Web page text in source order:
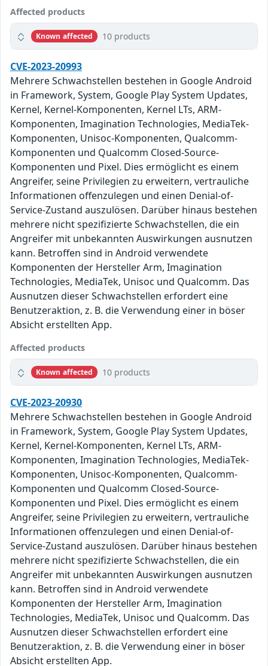
Affected products
Known affected 10 products
CVE-2023-20993
Mehrere Schwachstellen bestehen in Google Android
in Framework, System, Google Play System Updates,
Kernel, Kernel-Komponenten, Kernel LTs, ARM-
Komponenten, Imagination Technologies, MediaTek-
Komponenten, Unisoc-Komponenten, Qualcomm-
Komponenten und Qualcomm Closed-Source-
Komponenten und Pixel. Dies ermöglicht es einem
Angreifer, seine Privilegien zu erweitern, vertrauliche
Informationen offenzulegen und einen Denial-of-
Service-Zustand auszulösen. Darüber hinaus bestehen
mehrere nicht spezifizierte Schwachstellen, die ein
Angreifer mit unbekannten Auswirkungen ausnutzen
kann. Betroffen sind in Android verwendete
Komponenten der Hersteller Arm, Imagination
Technologies, MediaTek, Unisoc und Qualcomm. Das
Ausnutzen dieser Schwachstellen erfordert eine
Benutzeraktion, z. B. die Verwendung einer in böser
Absicht erstellten App.
Affected products
Known affected 10 products
CVE-2023-20930
Mehrere Schwachstellen bestehen in Google Android
in Framework, System, Google Play System Updates,
Kernel, Kernel-Komponenten, Kernel LTs, ARM-
Komponenten, Imagination Technologies, MediaTek-
Komponenten, Unisoc-Komponenten, Qualcomm-
Komponenten und Qualcomm Closed-Source-
Komponenten und Pixel. Dies ermöglicht es einem
Angreifer, seine Privilegien zu erweitern, vertrauliche
Informationen offenzulegen und einen Denial-of-
Service-Zustand auszulösen. Darüber hinaus bestehen
mehrere nicht spezifizierte Schwachstellen, die ein
Angreifer mit unbekannten Auswirkungen ausnutzen
kann. Betroffen sind in Android verwendete
Komponenten der Hersteller Arm, Imagination
Technologies, MediaTek, Unisoc und Qualcomm. Das
Ausnutzen dieser Schwachstellen erfordert eine
Benutzeraktion, z. B. die Verwendung einer in böser
Absicht erstellten App.